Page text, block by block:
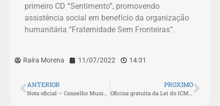
primeiro CD “Sentimento”, promovendo
assistência social em benefício da organização
humanitária “Fraternidade Sem Fronteiras”.
Raíra Morena 11/07/2022 14:31
ANTERIOR
Nota oficial – Conselho Municipal de Política Cultural
PROXIMO
Oficina gratuita da Lei do ICMS acontece nesta quarta-feira (13) na Casa da Cultura